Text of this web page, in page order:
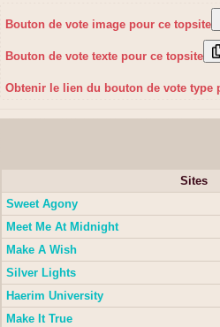
Bouton de vote image pour ce topsite
Bouton de vote texte pour ce topsite
Obtenir le lien du bouton de vote type
Sites
Sweet Agony
Meet Me At Midnight
Make A Wish
Silver Lights
Haerim University
Make It True